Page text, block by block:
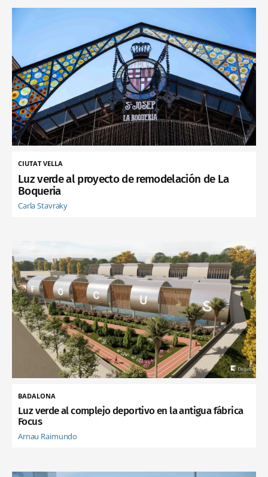
CIUTAT VELLA
Luz verde al proyecto de remodelación de La
Boqueria
Carla Stavraky
BADALONA
Luz verde al complejo deportivo en la antigua fábrica
Focus
Arnau Raimundo